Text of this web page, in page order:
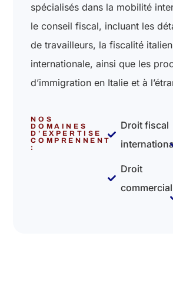
spécialisés dans la mobilité
le conseil fiscal, incluant les
de travailleurs, la fiscalité
internationale, ainsi que les
d’immigration en Italie et à
NOS
DOMAINES
D’EXPERTISE
COMPRENNENT
:
Droit fiscal
Droit
commercial